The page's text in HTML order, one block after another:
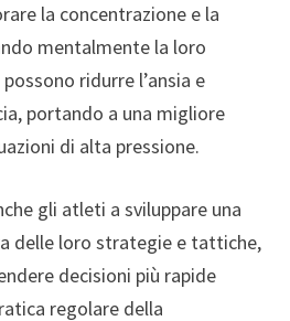
la concentrazione e la
mentalmente la loro
ridurre l’ansia e
portando a una migliore
di alta pressione.
gli atleti a sviluppare una
delle loro strategie e tattiche,
decisioni più rapide
regolare della